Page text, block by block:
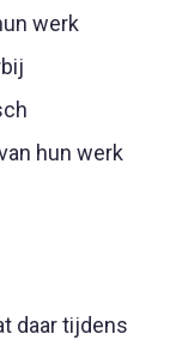
werk
hun werk
daar tijdens